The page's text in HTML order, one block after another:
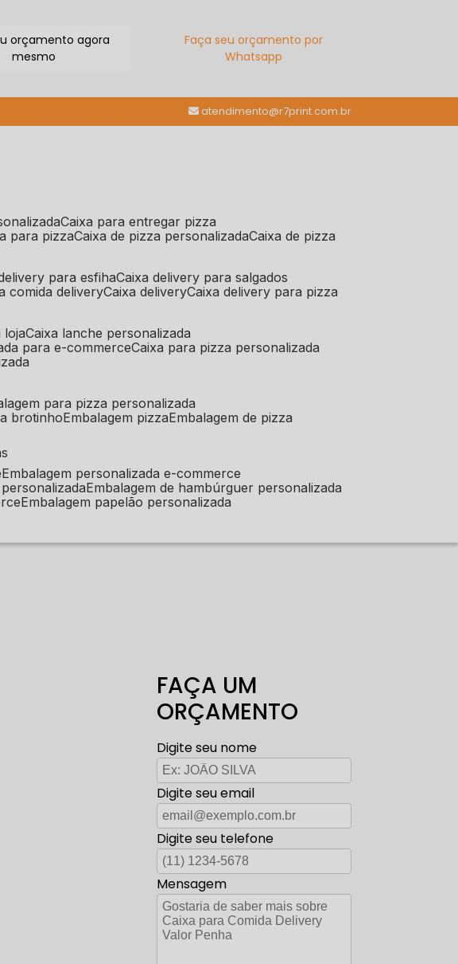
orçamento agora
mesmo
Faça seu orçamento por
Whatsapp
atendimento@r7print.com.br
caixa para entregar pizza
para pizza caixa de pizza personalizada caixa de pizza
delivery para esfiha caixa delivery para salgados
comida delivery caixa delivery caixa delivery para pizza
loja caixa lanche personalizada
para e-commerce caixa para pizza personalizada
para pizza personalizada
brotinho embalagem pizza embalagem de pizza
embalagem personalizada e-commerce
embalagem de hambúrguer personalizada
embalagem papelão personalizada
FAÇA UM
ORÇAMENTO
Digite seu nome
Digite seu email
Digite seu telefone
Mensagem